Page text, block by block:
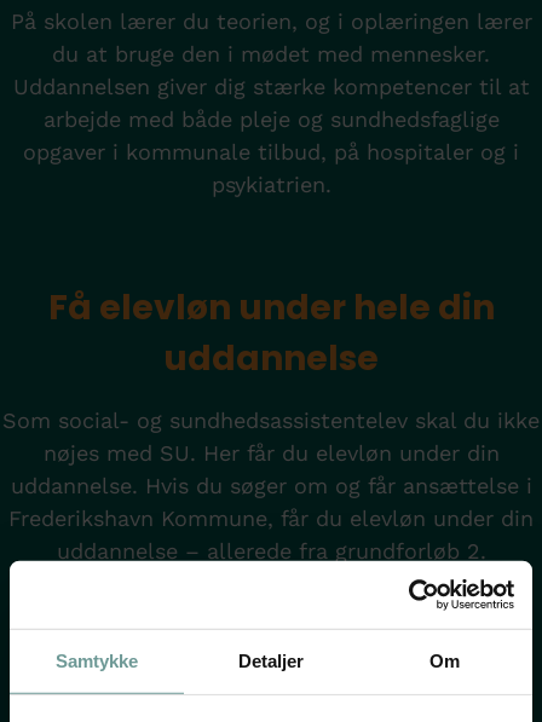
Samtykke Detaljer Om
På skolen lærer du teorien, og i oplæringen lærer
du at bruge den i mødet med mennesker.
Uddannelsen giver dig stærke kompetencer til at
arbejde med både pleje og sundhedsfaglige
opgaver i kommunale tilbud, på hospitaler og i
psykiatrien.
Få elevløn under hele din
uddannelse
Som social- og sundhedsassistentelev skal du ikke
nøjes med SU. Her får du elevløn under din
uddannelse. Hvis du søger om og får ansættelse i
Frederikshavn Kommune, får du elevløn under din
uddannelse – allerede fra grundforløb 2.
Er du fyldt 25 år, tilbydes du voksenelevløn.